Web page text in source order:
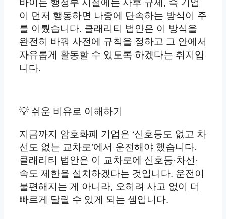
바이든 행정부 시절에는 사후 규제, 즉 기업
이 먼저 행동하면 나중에 단속하는 방식이 주
를 이뤘습니다. 클래리티 법안은 이 방식을
완전히 바꿔 사전에 규칙을 정하고 그 안에서
자유롭게 활동할 수 있도록 하겠다는 취지입
니다.
💡 쉬운 비유로 이해하기
지금까지 암호화폐 기업은 ‘신호등도 없고 차
선도 없는 교차로’에서 운전해야 했습니다.
클래리티 법안은 이 교차로에 신호등·차선·
속도 제한을 설치하겠다는 것입니다. 운전이
불편해지는 게 아니라, 오히려 사고 없이 더
빠르게 달릴 수 있게 되는 셈입니다.